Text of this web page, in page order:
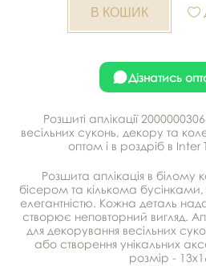
Дізнатись
Розшиті аплікації
весільних суконь, декору та
оптом і в роздріб в Inter
Розшита аплікація в білому
бісером та кількома
елегантністю. Кожна деталь
створює неповторний вигляд.
для декорування весільних
або створення унікальних
розмір -